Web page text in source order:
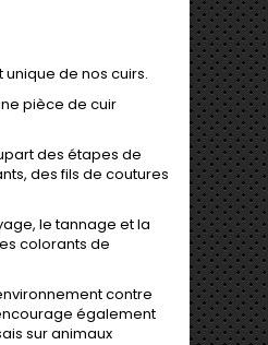
de nos cuirs.
pièce de cuir
des étapes de
des fils de coutures
le tannage et la
colorants de
contre
également
sur animaux